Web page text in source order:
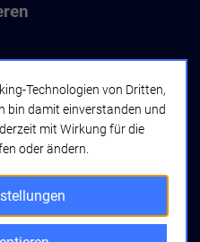
Technologien von Dritten,
bin damit einverstanden und
mit Wirkung für die
oder ändern.